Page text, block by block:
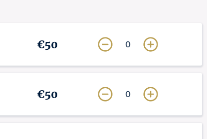
€50 0
€50 0